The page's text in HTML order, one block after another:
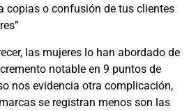
copias o confusión de tus clientes
las mujeres lo han abordado de
notable en 9 puntos de
nos evidencia otra complicación,
se registran menos son las